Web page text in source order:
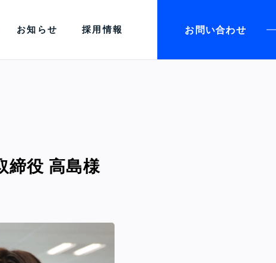
お知らせ 採用情報 お問い合わせ
締役 高島様